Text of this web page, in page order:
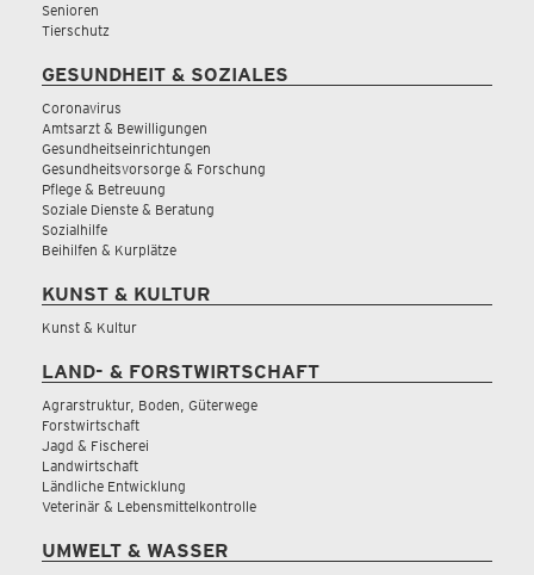
Senioren
Tierschutz
GESUNDHEIT & SOZIALES
Coronavirus
Amtsarzt & Bewilligungen
Gesundheitseinrichtungen
Gesundheitsvorsorge & Forschung
Pflege & Betreuung
Soziale Dienste & Beratung
Sozialhilfe
Beihilfen & Kurplätze
KUNST & KULTUR
Kunst & Kultur
LAND- & FORSTWIRTSCHAFT
Agrarstruktur, Boden, Güterwege
Forstwirtschaft
Jagd & Fischerei
Landwirtschaft
Ländliche Entwicklung
Veterinär & Lebensmittelkontrolle
UMWELT & WASSER